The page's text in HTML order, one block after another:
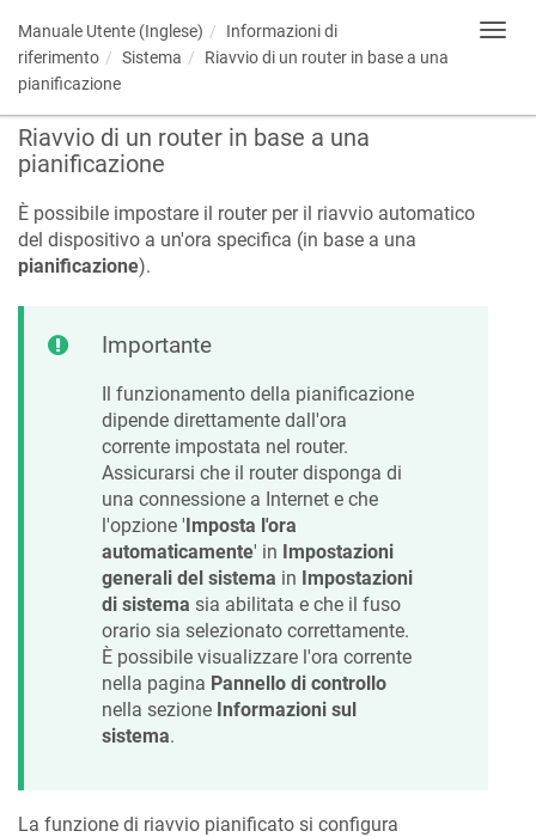
Manuale Utente (Inglese)
Informazioni di
riferimento
Sistema
Riavvio di un router in base a una
pianificazione
Riavvio di un router in base a una
pianificazione
È possibile impostare il router per il riavvio automatico
del dispositivo a un'ora specifica (in base a una
pianificazione).
Importante
Il funzionamento della pianificazione
dipende direttamente dall'ora
corrente impostata nel router.
Assicurarsi che il router disponga di
una connessione a Internet e che
l'opzione 'Imposta l'ora
automaticamente' in Impostazioni
generali del sistema in Impostazioni
di sistema sia abilitata e che il fuso
orario sia selezionato correttamente.
È possibile visualizzare l'ora corrente
nella pagina Pannello di controllo
nella sezione Informazioni sul
sistema.
La funzione di riavvio pianificato si configura